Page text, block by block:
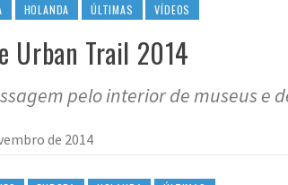
HOLANDA ÚLTIMAS VÍDEOS
Urban Trail 2014
pelo interior de museus e
de 2014